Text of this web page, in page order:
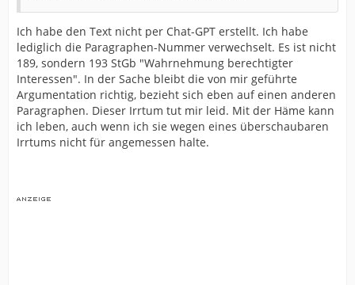
Ich habe den Text nicht per Chat-GPT erstellt. Ich habe
lediglich die Paragraphen-Nummer verwechselt. Es ist nicht
189, sondern 193 StGb "Wahrnehmung berechtigter
Interessen". In der Sache bleibt die von mir geführte
Argumentation richtig, bezieht sich eben auf einen anderen
Paragraphen. Dieser Irrtum tut mir leid. Mit der Häme kann
ich leben, auch wenn ich sie wegen eines überschaubaren
Irrtums nicht für angemessen halte.